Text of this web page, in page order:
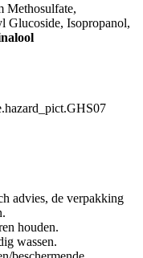
Methosulfate,
Glucoside, Isopropanol,
advies, de verpakking
houden.
wassen.